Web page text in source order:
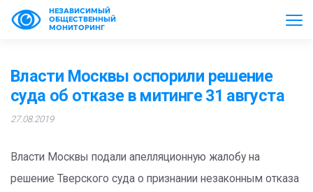
НЕЗАВИСИМЫЙ
ОБЩЕСТВЕННЫЙ
МОНИТОРИНГ
Власти Москвы оспорили решение
суда об отказе в митинге 31 августа
27.08.2019
Власти Москвы подали апелляционную жалобу на
решение Тверского суда о признании незаконным отказа